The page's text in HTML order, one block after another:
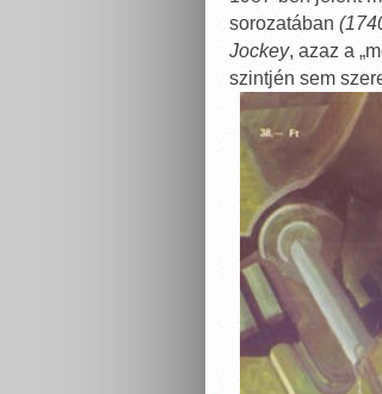
sorozatában
Jockey, azaz a
szintjén sem